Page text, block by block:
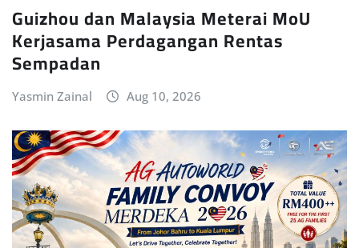
Guizhou dan Malaysia Meterai MoU
Kerjasama Perdagangan Rentas
Sempadan
Yasmin Zainal Aug 10, 2026